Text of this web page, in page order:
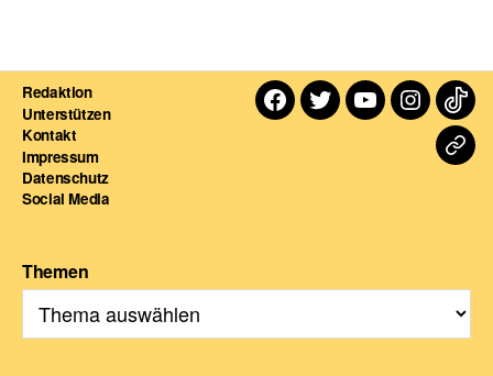
Redaktion
Unterstützen
Kontakt
Impressum
Datenschutz
Social Media
Facebook
TwitterYoutube
Themen